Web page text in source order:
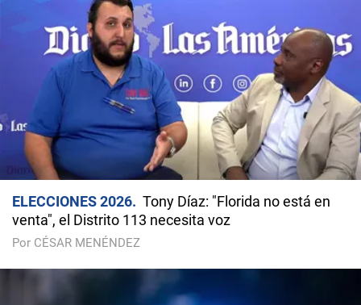
ELECCIONES 2026
Tony Díaz: "Florida no está en
venta", el Distrito 113 necesita voz
Por CÉSAR MENÉNDEZ